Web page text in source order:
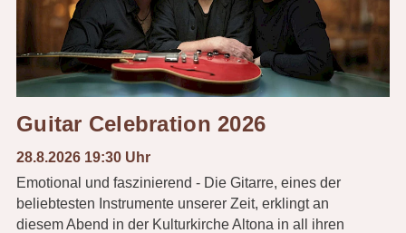
Guitar Celebration 2026
28.8.2026 19:30 Uhr
Emotional und faszinierend - Die Gitarre, eines der
beliebtesten Instrumente unserer Zeit, erklingt an
diesem Abend in der Kulturkirche Altona in all ihren